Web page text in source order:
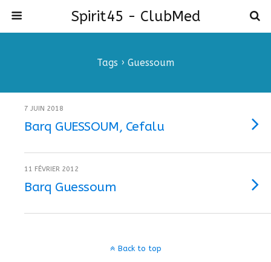
Spirit45 - ClubMed
Tags › Guessoum
7 JUIN 2018
Barq GUESSOUM, Cefalu
11 FÉVRIER 2012
Barq Guessoum
Back to top